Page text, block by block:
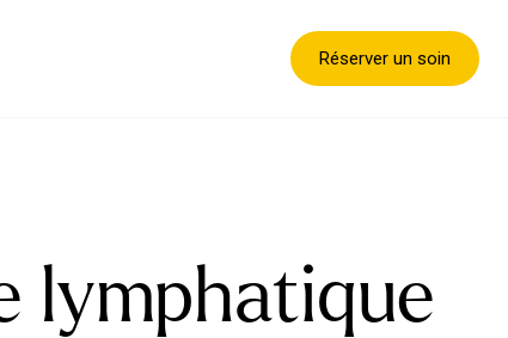
Réserver un soin
lymphatique